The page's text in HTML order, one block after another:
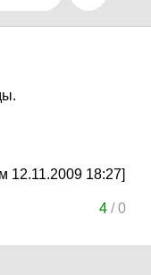
12.11.2009 18:27]
4/0